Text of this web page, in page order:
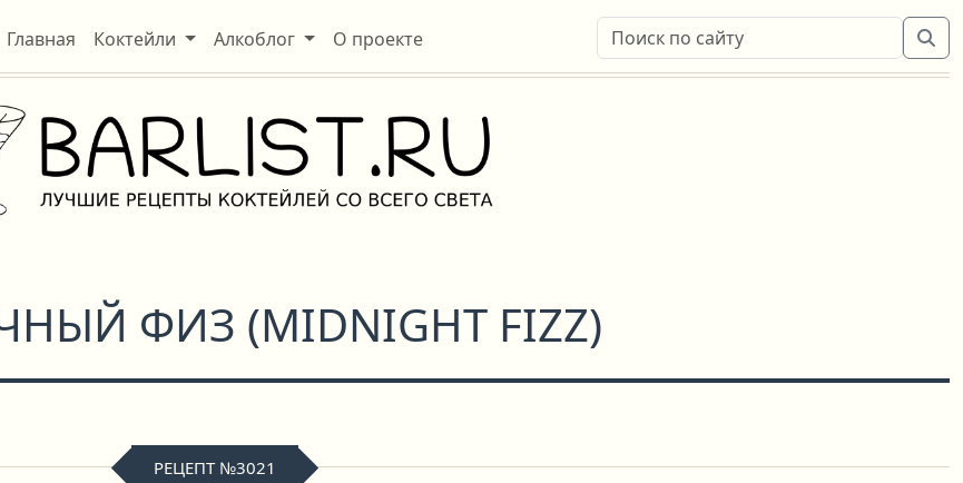
Главная Коктейли Алкоблог О проекте
ФИЗ (MIDNIGHT FIZZ)
РЕЦЕПТ №3021